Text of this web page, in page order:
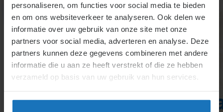
personaliseren, om functies voor social media te bieden
en om ons websiteverkeer te analyseren. Ook delen we
informatie over uw gebruik van onze site met onze
partners voor social media, adverteren en analyse. Deze
partners kunnen deze gegevens combineren met andere
informatie die u aan ze heeft verstrekt of die ze hebben
verzameld op basis van uw gebruik van hun services.
5.1.10.
Gemeenschappelijke,
centrale en